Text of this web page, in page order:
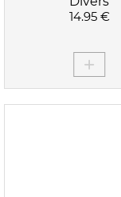
14.95 €